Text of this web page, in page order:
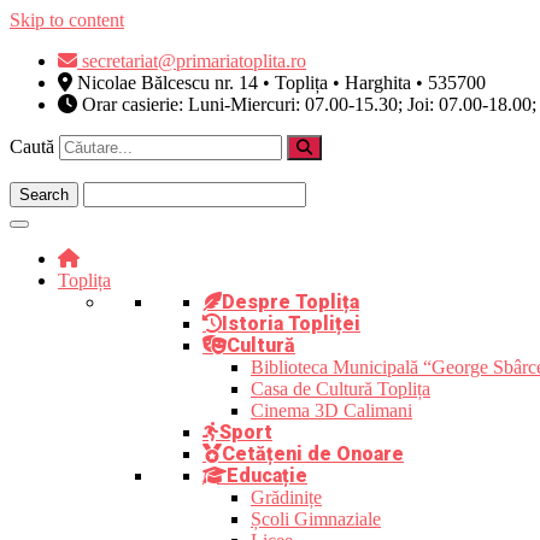
Skip to content
secretariat@primariatoplita.ro
Nicolae Bălcescu nr. 14 • Toplița • Harghita • 535700
Orar casierie: Luni-Miercuri: 07.00-15.30; Joi: 07.00-
Caută
Toplița
Despre Toplița
Istoria Topliței
Cultură
Biblioteca Municipală “George
Casa de Cultură Toplița
Cinema 3D Calimani
Sport
Cetățeni de Onoare
Educație
Grădinițe
Școli Gimnaziale